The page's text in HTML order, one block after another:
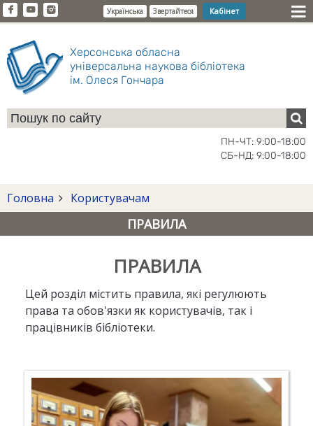
Українська Звертайтеся Кабінет
Херсонська обласна
універсальна наукова бібліотека
ім. Олеся Гончара
ПН-ЧТ: 9:00-18:00
СБ-НД: 9:00-18:00
Головна Користувачам
ПРАВИЛА
ПРАВИЛА
Цей розділ містить правила, які регулюють
права та обов'язки як користувачів, так і
працівників бібліотеки.